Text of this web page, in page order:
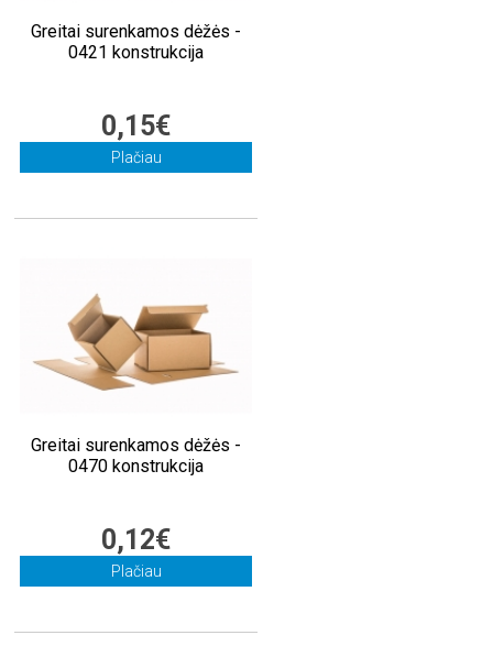
Greitai surenkamos dėžės -
0421 konstrukcija
0,15€
Plačiau
Greitai surenkamos dėžės -
0470 konstrukcija
0,12€
Plačiau